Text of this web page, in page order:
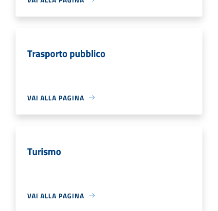
Trasporto pubblico
VAI ALLA PAGINA
Turismo
VAI ALLA PAGINA